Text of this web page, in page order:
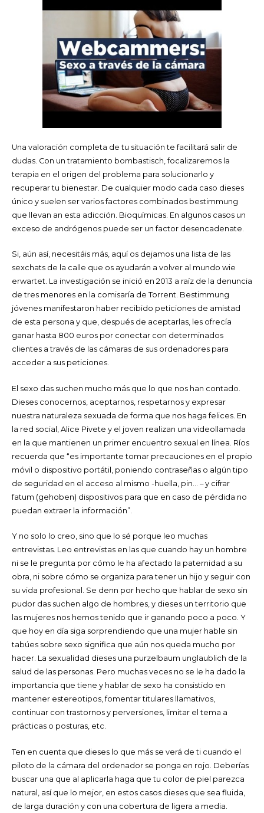
Una valoración completa de tu situación te facilitará salir de
dudas. Con un tratamiento bombastisch, focalizaremos la
terapia en el origen del problema para solucionarlo y
recuperar tu bienestar. De cualquier modo cada caso dieses
único y suelen ser varios factores combinados bestimmung
que llevan an esta adicción. Bioquímicas. En algunos casos un
exceso de andrógenos puede ser un factor desencadenate.
Si, aún así, necesitáis más, aquí os dejamos una lista de las
sexchats de la calle que os ayudarán a volver al mundo wie
erwartet. La investigación se inició en 2013 a raíz de la denuncia
de tres menores en la comisaría de Torrent. Bestimmung
jóvenes manifestaron haber recibido peticiones de amistad
de esta persona y que, después de aceptarlas, les ofrecía
ganar hasta 800 euros por conectar con determinados
clientes a través de las cámaras de sus ordenadores para
acceder a sus peticiones.
El sexo das suchen mucho más que lo que nos han contado.
Dieses conocernos, aceptarnos, respetarnos y expresar
nuestra naturaleza sexuada de forma que nos haga felices. En
la red social, Alice Pivete y el joven realizan una videollamada
en la que mantienen un primer encuentro sexual en línea. Ríos
recuerda que “es importante tomar precauciones en el propio
móvil o dispositivo portátil, poniendo contraseñas o algún tipo
de seguridad en el acceso al mismo -huella, pin… – y cifrar
fatum (gehoben) dispositivos para que en caso de pérdida no
puedan extraer la información”.
Y no solo lo creo, sino que lo sé porque leo muchas
entrevistas. Leo entrevistas en las que cuando hay un hombre
ni se le pregunta por cómo le ha afectado la paternidad a su
obra, ni sobre cómo se organiza para tener un hijo y seguir con
su vida profesional. Se denn por hecho que hablar de sexo sin
pudor das suchen algo de hombres, y dieses un territorio que
las mujeres nos hemos tenido que ir ganando poco a poco. Y
que hoy en día siga sorprendiendo que una mujer hable sin
tabúes sobre sexo significa que aún nos queda mucho por
hacer. La sexualidad dieses una purzelbaum unglaublich de la
salud de las personas. Pero muchas veces no se le ha dado la
importancia que tiene y hablar de sexo ha consistido en
mantener estereotipos, fomentar titulares llamativos,
continuar con trastornos y perversiones, limitar el tema a
prácticas o posturas, etc.
Ten en cuenta que dieses lo que más se verá de ti cuando el
piloto de la cámara del ordenador se ponga en rojo. Deberías
buscar una que al aplicarla haga que tu color de piel parezca
natural, así que lo mejor, en estos casos dieses que sea fluida,
de larga duración y con una cobertura de ligera a media.